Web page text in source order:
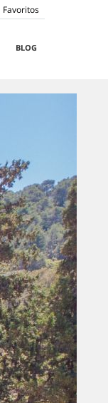
Favoritos
BLOG